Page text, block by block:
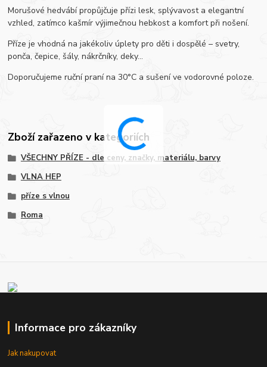
Morušové hedvábí propůjčuje přízi lesk, splývavost a elegantní
vzhled, zatímco kašmír výjimečnou hebkost a komfort při nošení.
Příze je vhodná na jakékoliv úplety pro děti i dospělé – svetry,
ponča, čepice, šály, nákrčníky, deky…
Doporučujeme ruční praní na 30°C a sušení ve vodorovné poloze.
Zboží zařazeno v kategoriích
VŠECHNY PŘÍZE - dle ceny, značky, materiálu, barvy
VLNA HEP
příze s vlnou
Roma
Informace pro zákazníky
Jak nakupovat